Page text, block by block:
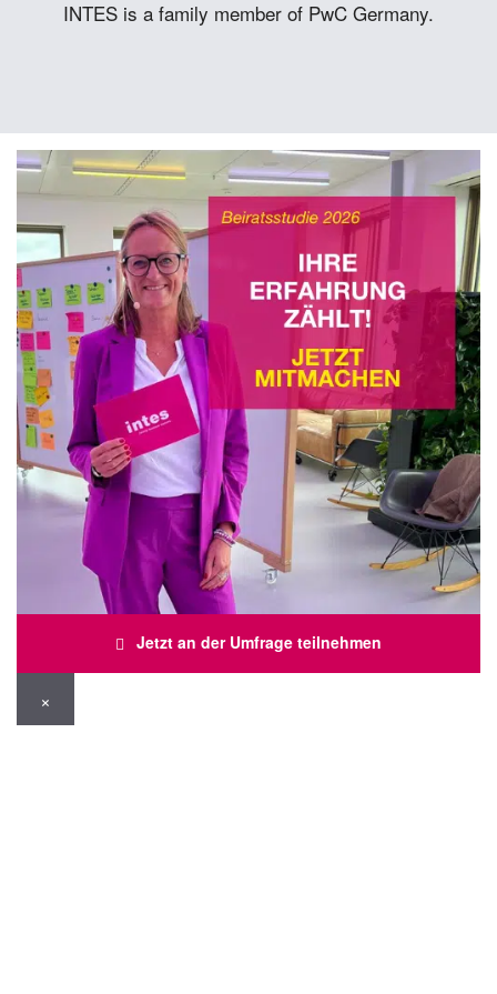
INTES is a family member of PwC Germany.
Jetzt an der Umfrage teilnehmen
×